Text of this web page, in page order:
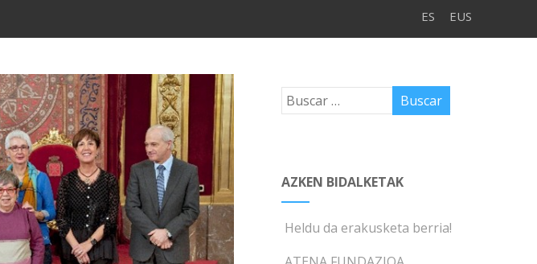
ES EUS
AZKEN BIDALKETAK
Heldu da erakusketa berria!